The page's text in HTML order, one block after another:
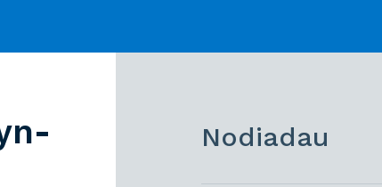
Nodiadau